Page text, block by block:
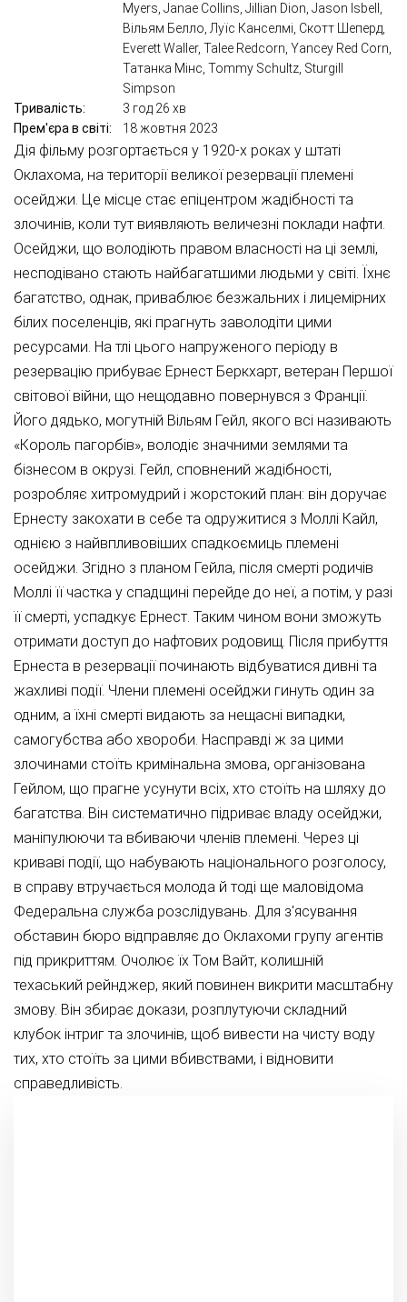
Myers, Janae Collins, Jillian Dion, Jason Isbell,
Вільям Белло, Луїс Канселмі, Скотт Шеперд,
Everett Waller, Talee Redcorn, Yancey Red Corn,
Татанка Мінс, Tommy Schultz, Sturgill
Simpson
Тривалість:
3 год 26 хв
Прем'єра в світі:
18 жовтня 2023
Дія фільму розгортається у 1920-х роках у штаті
Оклахома, на території великої резервації племені
осейджи. Це місце стає епіцентром жадібності та
злочинів, коли тут виявляють величезні поклади нафти.
Осейджи, що володіють правом власності на ці землі,
несподівано стають найбагатшими людьми у світі. Їхнє
багатство, однак, приваблює безжальних і лицемірних
білих поселенців, які прагнуть заволодіти цими
ресурсами. На тлі цього напруженого періоду в
резервацію прибуває Ернест Беркхарт, ветеран Першої
світової війни, що нещодавно повернувся з Франції.
Його дядько, могутній Вільям Гейл, якого всі називають
«Король пагорбів», володіє значними землями та
бізнесом в окрузі. Гейл, сповнений жадібності,
розробляє хитромудрий і жорстокий план: він доручає
Ернесту закохати в себе та одружитися з Моллі Кайл,
однією з найвпливовіших спадкоємиць племені
осейджи. Згідно з планом Гейла, після смерті родичів
Моллі її частка у спадщині перейде до неї, а потім, у разі
її смерті, успадкує Ернест. Таким чином вони зможуть
отримати доступ до нафтових родовищ. Після прибуття
Ернеста в резервації починають відбуватися дивні та
жахливі події. Члени племені осейджи гинуть один за
одним, а їхні смерті видають за нещасні випадки,
самогубства або хвороби. Насправді ж за цими
злочинами стоїть кримінальна змова, організована
Гейлом, що прагне усунути всіх, хто стоїть на шляху до
багатства. Він систематично підриває владу осейджи,
маніпулюючи та вбиваючи членів племені. Через ці
криваві події, що набувають національного розголосу,
в справу втручається молода й тоді ще маловідома
Федеральна служба розслідувань. Для з'ясування
обставин бюро відправляє до Оклахоми групу агентів
під прикриттям. Очолює їх Том Вайт, колишній
техаський рейнджер, який повинен викрити масштабну
змову. Він збирає докази, розплутуючи складний
клубок інтриг та злочинів, щоб вивести на чисту воду
тих, хто стоїть за цими вбивствами, і відновити
справедливість.